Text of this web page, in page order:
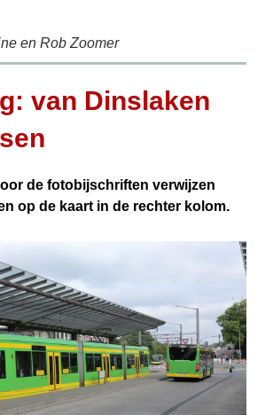
en Rob Zoomer
van Dinslaken
de fotobijschriften verwijzen
op de kaart in de rechter kolom.